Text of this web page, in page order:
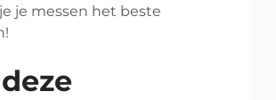
je messen het beste